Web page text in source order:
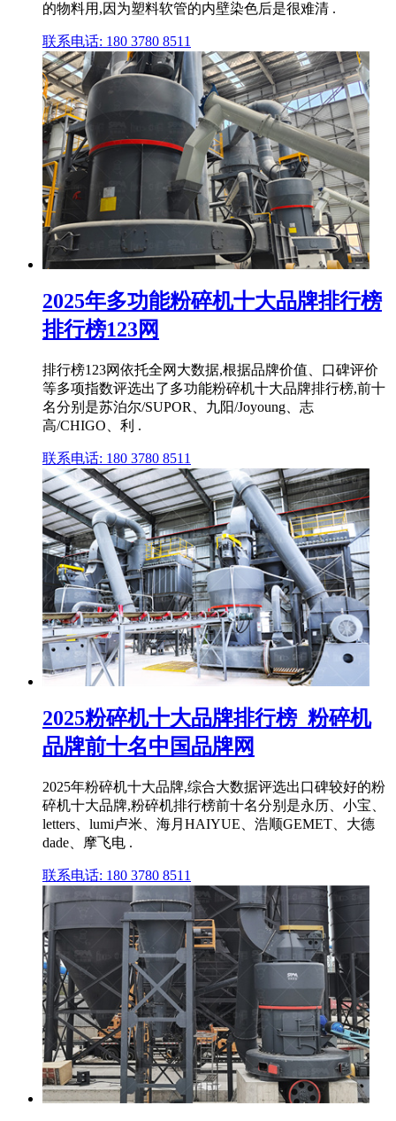
的物料用,因为塑料软管的内壁染色后是很难清 .
联系电话: 180 3780 8511
2025年多功能粉碎机十大品牌排行榜
排行榜123网
排行榜123网依托全网大数据,根据品牌价值、口碑评价
等多项指数评选出了多功能粉碎机十大品牌排行榜,前十
名分别是苏泊尔/SUPOR、九阳/Joyoung、志
高/CHIGO、利 .
联系电话: 180 3780 8511
2025粉碎机十大品牌排行榜_粉碎机
品牌前十名中国品牌网
2025年粉碎机十大品牌,综合大数据评选出口碑较好的粉
碎机十大品牌,粉碎机排行榜前十名分别是永历、小宝、
letters、lumi卢米、海月HAIYUE、浩顺GEMET、大德
dade、摩飞电 .
联系电话: 180 3780 8511